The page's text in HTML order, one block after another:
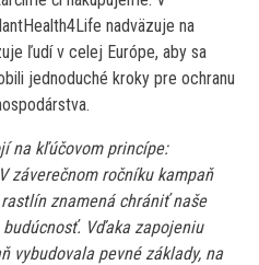
nadväzuje na
ľudí v celej Európe, aby sa
jednoduché kroky pre ochranu
na kľúčovom princípe:
záverečnom ročníku kampaň
znamená chrániť naše
Vďaka zapojeniu
vybudovala pevné základy, na